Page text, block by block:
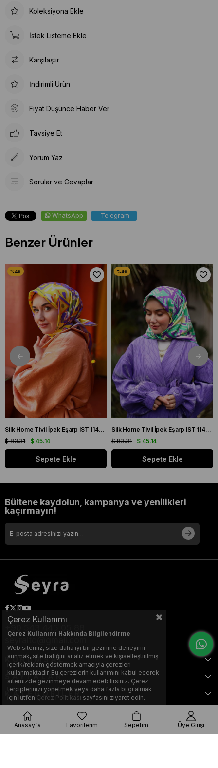
Koleksiyona Ekle
İstek Listeme Ekle
Karşılaştır
İndirimli Ürün
Fiyat Düşünce Haber Ver
Tavsiye Et
Yorum Yaz
Sorular ve Cevaplar
WhatsApp Telegram
Benzer Ürünler
Silk Home Tivil İpek Eşarp IST 11427 - 22 Sarı, Mor, Turuncu, Yeşil
$ 45.14
$ 83.31
Sepete Ekle
Silk Home Tivil İpek Eşarp IST 11427 - 15 Mor, Pembe, Yeşil, Sarı
$ 45.14
$ 83.31
Sepete Ekle
Bültene kaydolun, kampanya ve yenilikleri
kaçırmayın!
seyraltd@gmail.com
KURUMSAL
SAYFALAR
KATEGORİLER
Bu web sitesi, Nihat KILIÇARSLAN tarafından tasarlanmış ve optimize
Çerez Kullanımı
Çerez Kullanımı Hakkında Bilgilendirme
Web sitemiz, size daha iyi bir gezinme deneyimi
sunmak, site trafiğini analiz etmek ve kişiselleştirilmiş
içerik/reklam göstermek amacıyla çerezleri
kullanmaktadır. Bu çerezlerin kullanımını kabul ederek
sitemizde gezinmeye devam edebilirsiniz. Çerez
terciplerinizi yönetmek veya daha fazla bilgi almak
için lütfen Çerez Politikası sayfasını ziyaret edin.
Anasayfa Favorilerim Sepetim Üye Girişi